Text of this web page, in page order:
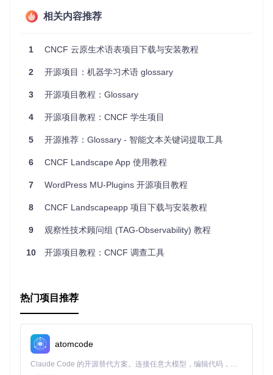
技术文档：在编写技术文档时，引用准确的术语定义，提高
社区交流：在云原生社区中，统一术语使用，减少沟通障
碍。
最佳实践
内容的时效性和准确性。
社区贡献：鼓励社区成员参与术语表的维护和更新，集思广
益，提高项目的质量。
的 CNCF 项目紧密相关：
Kubernetes：作为云原生技术的核心，Kubernetes 的术语
Prometheus：作为监控领域的领军项目，Prometheus 的
Glossary 中同样不可或缺。
通过这些生态项目的结合，CNCF Glossary 为云原生技术的
学习和应用提供了全面的支持。
相关内容推荐
1 CNCF 云原生术语表项目下载与安装教程
2 开源项目：机器学习术语 glossary
3 开源项目教程：Glossary
4 开源项目教程：CNCF 学生项目
5 开源推荐：Glossary - 智能文本关键词提取工具
6 CNCF Landscape App 使用教程
7 WordPress MU-Plugins 开源项目教程
8 CNCF Landscapeapp 项目下载与安装教程
9 观察性技术顾问组 (TAG-Observability) 教程
10 开源项目教程：CNCF 调查工具
热门项目推荐
atomcode
Claude Code 的开源替代方案。连接任意大模型，编辑代码，运行命令，自动验证 — 全自动执行。用 Rust 构建，极致性能。 ｜ An open-source alternative to Claude Code. Connect any LLM, edit code, run commands, and verify changes — autonomously. Built in Rust for speed. Get Started